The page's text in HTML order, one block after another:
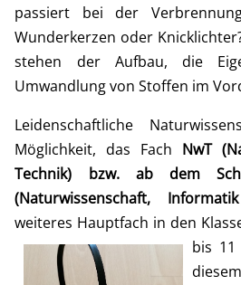
passiert bei der
Wunderkerzen oder
stehen der Aufbau, die
Umwandlung von Stoffen im
Leidenschaftliche
Möglichkeit, das Fach NwT
Technik) bzw. ab dem
(Naturwissenschaft,
weiteres Hauptfach in den
bis 11